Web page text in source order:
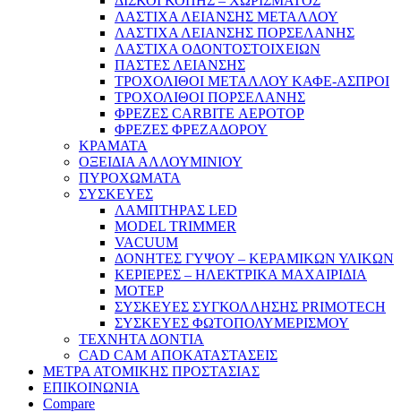
ΛΑΣΤΙΧΑ ΛΕΙΑΝΣΗΣ ΜΕΤΑΛΛΟΥ
ΛΑΣΤΙΧΑ ΛΕΙΑΝΣΗΣ ΠΟΡΣΕΛΑΝΗΣ
ΛΑΣΤΙΧΑ ΟΔΟΝΤΟΣΤΟΙΧΕΙΩΝ
ΠΑΣΤΕΣ ΛΕΙΑΝΣΗΣ
ΤΡΟΧΟΛΙΘΟΙ ΜΕΤΑΛΛΟΥ ΚΑΦΕ-ΑΣΠΡΟΙ
ΤΡΟΧΟΛΙΘΟΙ ΠΟΡΣΕΛΑΝΗΣ
ΦΡΕΖΕΣ CARBITE ΑΕΡΟΤΟΡ
ΦΡΕΖΕΣ ΦΡΕΖΑΔΟΡΟΥ
ΚΡΑΜΑΤΑ
ΟΞΕΙΔΙΑ ΑΛΛΟΥΜΙΝΙΟΥ
ΠΥΡΟΧΩΜΑΤΑ
ΣΥΣΚΕΥΕΣ
ΛΑΜΠΤΗΡΑΣ LED
MODEL TRIMMER
VACUUM
ΔΟΝΗΤΕΣ ΓΥΨΟΥ – ΚΕΡΑΜΙΚΩΝ ΥΛΙΚΩΝ
ΚΕΡΙΕΡΕΣ – ΗΛΕΚΤΡΙΚΑ ΜΑΧΑΙΡΙΔΙΑ
ΜΟΤΕΡ
ΣΥΣΚΕΥΕΣ ΣΥΓΚΟΛΛΗΣΗΣ PRIMOTECH
ΣΥΣΚΕΥΕΣ ΦΩΤΟΠΟΛΥΜΕΡΙΣΜΟΥ
ΤΕΧΝΗΤΑ ΔΟΝΤΙΑ
CAD CAM ΑΠΟΚΑΤΑΣΤΑΣΕΙΣ
ΜΕΤΡΑ ΑΤΟΜΙΚΗΣ ΠΡΟΣΤΑΣΙΑΣ
ΕΠΙΚΟΙΝΩΝΙΑ
Compare